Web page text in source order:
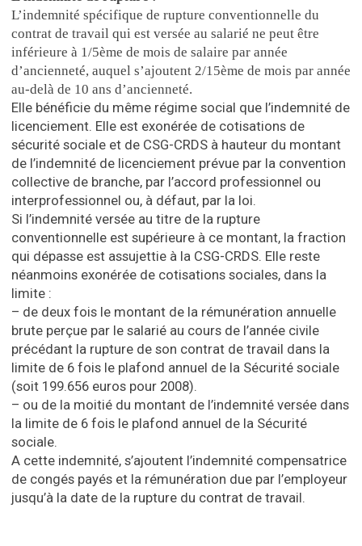
L’indemnité spécifique de rupture conventionnelle du
contrat de travail qui est versée au salarié ne peut être
inférieure à 1/5ème de mois de salaire par année
d’ancienneté, auquel s’ajoutent 2/15ème de mois par année
au-delà de 10 ans d’ancienneté.
Elle bénéficie du même régime social que l’indemnité de
licenciement. Elle est exonérée de cotisations de
sécurité sociale et de CSG-CRDS à hauteur du montant
de l’indemnité de licenciement prévue par la convention
collective de branche, par l’accord professionnel ou
interprofessionnel ou, à défaut, par la loi.
Si l’indemnité versée au titre de la rupture
conventionnelle est supérieure à ce montant, la fraction
qui dépasse est assujettie à la CSG-CRDS. Elle reste
néanmoins exonérée de cotisations sociales, dans la
limite :
– de deux fois le montant de la rémunération annuelle
brute perçue par le salarié au cours de l’année civile
précédant la rupture de son contrat de travail dans la
limite de 6 fois le plafond annuel de la Sécurité sociale
(soit 199.656 euros pour 2008).
– ou de la moitié du montant de l’indemnité versée dans
la limite de 6 fois le plafond annuel de la Sécurité
sociale.
A cette indemnité, s’ajoutent l’indemnité compensatrice
de congés payés et la rémunération due par l’employeur
jusqu’à la date de la rupture du contrat de travail.